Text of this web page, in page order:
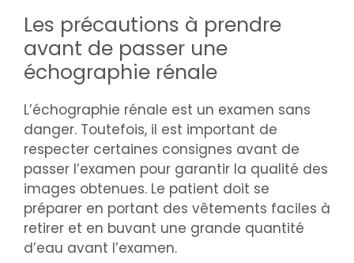
Les précautions à prendre
avant de passer une
échographie rénale
L’échographie rénale est un examen sans
danger. Toutefois, il est important de
respecter certaines consignes avant de
passer l’examen pour garantir la qualité des
images obtenues. Le patient doit se
préparer en portant des vêtements faciles à
retirer et en buvant une grande quantité
d’eau avant l’examen.